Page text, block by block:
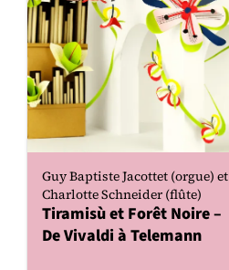
Guy Baptiste Jacottet (orgue) et
Charlotte Schneider (flûte)
Tiramisù et Forêt Noire –
De Vivaldi à Telemann